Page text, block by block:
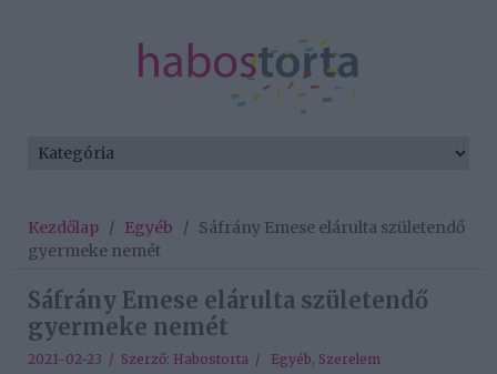
Kezdőlap / Egyéb / Sáfrány Emese elárulta születendő
gyermeke nemét
Sáfrány Emese elárulta születendő
gyermeke nemét
2021-02-23 / Szerző: Habostorta / Egyéb, Szerelem